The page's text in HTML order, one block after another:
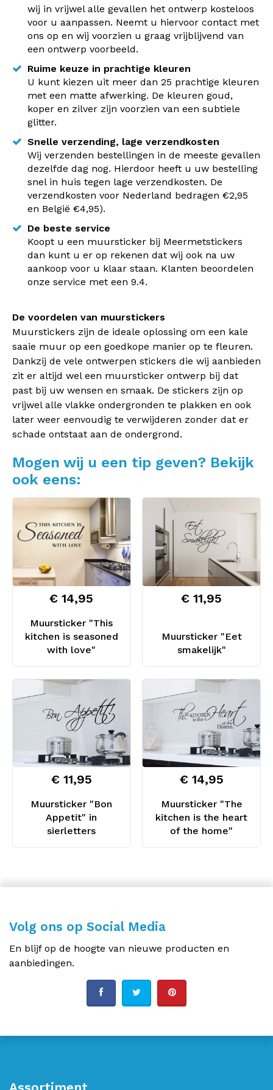
wij in vrijwel alle gevallen het ontwerp kosteloos
voor u aanpassen. Neemt u hiervoor contact met
ons op en wij voorzien u graag vrijblijvend van
een ontwerp voorbeeld.
Ruime keuze in prachtige kleuren
U kunt kiezen uit meer dan 25 prachtige kleuren
met een matte afwerking. De kleuren goud,
koper en zilver zijn voorzien van een subtiele
glitter.
Snelle verzending, lage verzendkosten
Wij verzenden bestellingen in de meeste gevallen
dezelfde dag nog. Hierdoor heeft u uw bestelling
snel in huis tegen lage verzendkosten. De
verzendkosten voor Nederland bedragen €2,95
en België €4,95).
De beste service
Koopt u een muursticker bij Meermetstickers
dan kunt u er op rekenen dat wij ook na uw
aankoop voor u klaar staan. Klanten beoordelen
onze service met een 9.4.
De voordelen van muurstickers
Muurstickers zijn de ideale oplossing om een kale
saaie muur op een goedkope manier op te fleuren.
Dankzij de vele ontwerpen stickers die wij aanbieden
zit er altijd wel een muursticker ontwerp bij dat
past bij uw wensen en smaak. De stickers zijn op
vrijwel alle vlakke ondergronden te plakken en ook
later weer eenvoudig te verwijderen zonder dat er
schade ontstaat aan de ondergrond.
Mogen wij u een tip geven? Bekijk
ook eens:
Muursticker "This
kitchen is seasoned
with love"
€ 14,95
Muursticker "Eet
smakelijk"
€ 11,95
Muursticker "Bon
Appetit" in
sierletters
€ 11,95
Muursticker "The
kitchen is the heart
of the home"
€ 14,95
Volg ons op Social Media
En blijf op de hoogte van nieuwe producten en
aanbiedingen.